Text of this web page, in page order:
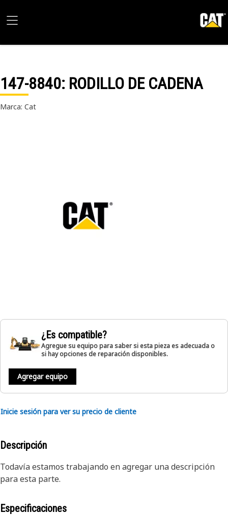
147-8840: RODILLO DE CADENA
Marca: Cat
¿Es compatible?
Agregue su equipo para saber si esta pieza es adecuada o
si hay opciones de reparación disponibles.
Agregar equipo
Inicie sesión para ver su precio de cliente
Descripción
Todavía estamos trabajando en agregar una descripción
para esta parte.
Especificaciones